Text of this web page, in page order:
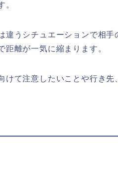
。
違うシチュエーションで相手
距離が一気に縮まります。
けて注意したいことや行き先